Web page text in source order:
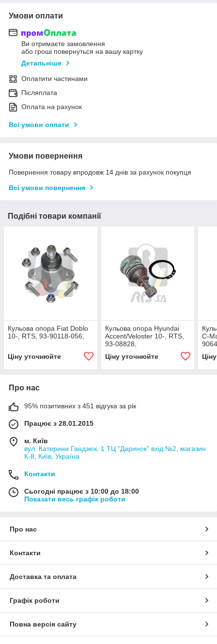
Умови оплати
Ви отримаєте замовлення
або гроші повернуться на вашу картку
Детальніше
Оплатити частинами
Післяплата
Оплата на рахунок
Всі умови оплати
Умови повернення
Повернення товару впродовж 14 днів за рахунок покупця
Всі умови повернення
Подібні товари компанії
Кульова опора Fiat Doblo
10-, RTS, 93-90118-056,
Ціну уточнюйте
Кульова опора Hyundai
Accent/Veloster 10-, RTS,
93-08828,
Ціну уточнюйте
C-
Про нас
95% позитивних з 451 відгука за рік
Працює з 28.01.2015
м. Київ
вул. Катерини Гандзюк, 1 ТЦ "Даринок" вхід №2, магазин
К-8, Київ, Україна
Контакти
Сьогодні працює з 10:00 до 18:00
Показати весь графік роботи
Про нас
Контакти
Доставка та оплата
Графік роботи
Повна версія сайту